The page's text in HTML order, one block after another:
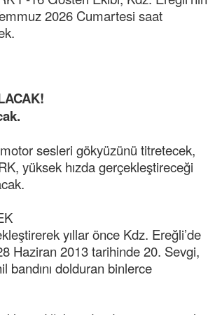
2026 Cumartesi saat
sesleri gökyüzünü titretecek,
yüksek hızda gerçekleştireceği
yıllar önce Kdz. Ereğli’de
Haziran 2013 tarihinde 20. Sevgi,
bandını dolduran binlerce
SEÇMEN NE DEDİ?
Şenol AZMAN
“Aman doktor, yaman doktor.
Derdime bir çare!” – 2-